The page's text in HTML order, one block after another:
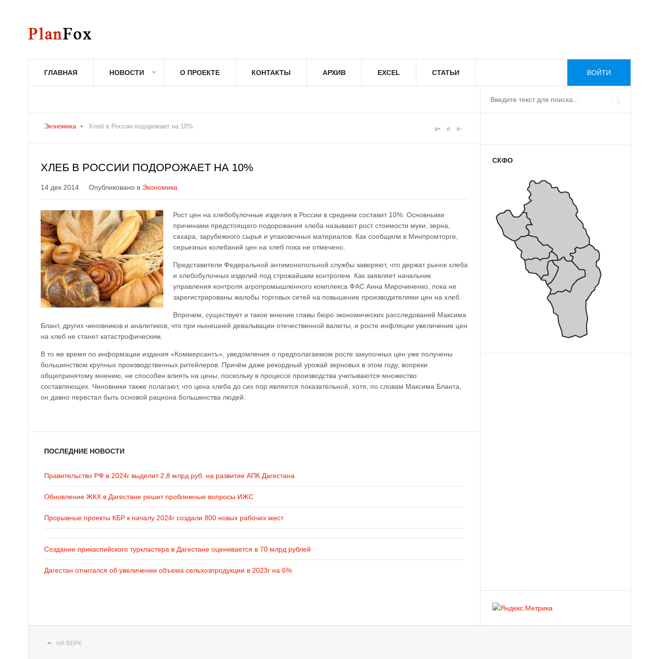
ГЛАВНАЯ НОВОСТИ О ПРОЕКТЕ КОНТАКТЫ АРХИВ EXCEL СТАТЬИ ВОЙТИ
Экономика Хлеб в России подорожает на 10%
ХЛЕБ В РОССИИ ПОДОРОЖАЕТ НА 10%
14 дек 2014 Опубликовано в Экономика
Рост цен на хлебобулочные изделия в России в среднем составит 10%. Основными
причинами предстоящего подорожания хлеба называют рост стоимости муки, зерна,
сахара, зарубежного сырья и упаковочных материалов. Как сообщили в Минпромторге,
серьезных колебаний цен на хлеб пока не отмечено.
Представители Федеральной антимонопольной службы заверяют, что держат рынок хлеба
и хлебобулочных изделий под строжайшим контролем. Как заявляет начальник
управления контроля агропромышленного комплекса ФАС Анна Мирочиненко, пока не
зарегистрированы жалобы торговых сетей на повышение производителями цен на хлеб.
Впрочем, существует и такое мнение главы бюро экономических расследований Максима
Блант, других чиновников и аналитиков, что при нынешней девальвации отечественной валюты, и росте инфляции увеличение цен
на хлеб не станет катастрофическим.
В то же время по информации издания «Коммерсантъ», уведомления о предполагаемом росте закупочных цен уже получены
большинством крупных производственных ритейлеров. Причём даже рекордный урожай зерновых в этом году, вопреки
общепринятому мнению, не способен влиять на цены, поскольку в процессе производства учитываются множество
составляющих. Чиновники также полагают, что цена хлеба до сих пор является показательной, хотя, по словам Максима Бланта,
он давно перестал быть основой рациона большинства людей.
ПОСЛЕДНИЕ НОВОСТИ
Правительство РФ в 2024г выделит 2,8 млрд руб. на развитие АПК Дагестана
Обновление ЖКХ в Дагестане решит проблемные вопросы ИЖС
Прорывные проекты КБР к началу 2024г создали 800 новых рабочих мест
Создание прикаспийского туркластера в Дагестане оценивается в 70 млрд рублей
Дагестан отчитался об увеличении объема сельхозпродукции в 2023г на 6%
СКФО
НА ВЕРХ